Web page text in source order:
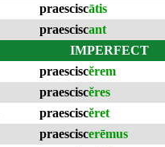
praesciscātis
praesciscant
IMPERFECT
praesciscĕrem
praesciscĕres
praesciscĕret
praesciscerēmus